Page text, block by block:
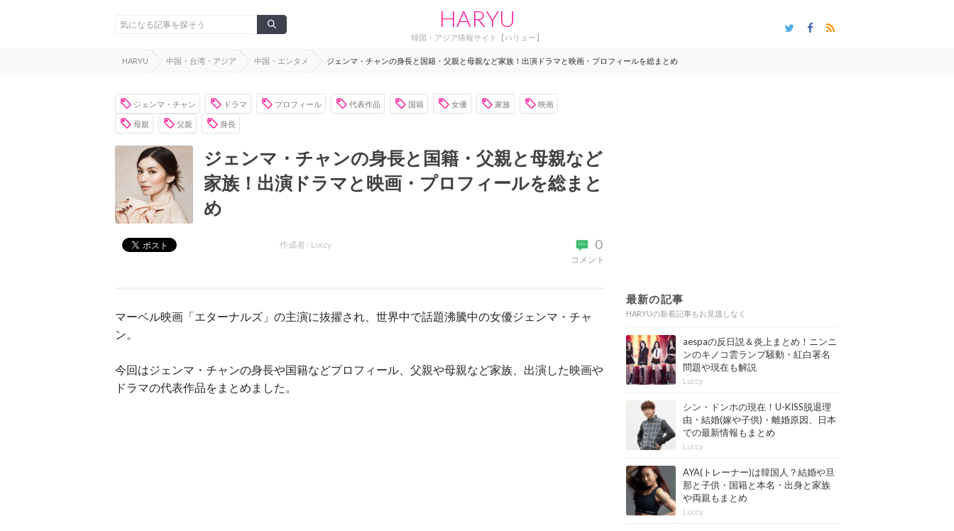
HARYU
韓国・アジア情報サイト【ハリュー】
HARYU 中国・台湾・アジア 中国・エンタメ ジェンマ・チャンの身長と国籍・父親と母親など家族！出演ドラマと映画・プロフィールを総まとめ
ジェンマ・チャン ドラマ プロフィール 代表作品 国籍 女優 家族 映画
母親 父親 身長
ジェンマ・チャンの身長と国籍・父親と母親など
家族！出演ドラマと映画・プロフィールを総まと
め
0
コメント
作成者 / Luccy
マーベル映画「エターナルズ」の主演に抜擢され、世界中で話題沸騰中の女優ジェンマ・チャ
ン。
今回はジェンマ・チャンの身長や国籍などプロフィール、父親や母親など家族、出演した映画や
ドラマの代表作品をまとめました。
最新の記事
HARYUの新着記事もお見逃しなく
aespaの反日説＆炎上まとめ！ニンニ
ンのキノコ雲ランプ騒動・紅白署名
問題や現在も解説
Luccy
シン・ドンホの現在！U-KISS脱退理
由・結婚(嫁や子供)・離婚原因、日本
での最新情報もまとめ
Luccy
AYA(トレーナー)は韓国人？結婚や旦
那と子供・国籍と本名・出身と家族
や両親もまとめ
Luccy